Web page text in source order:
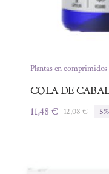
Plantas en comprimidos
COLA DE
12,08€El
11,48 €
El